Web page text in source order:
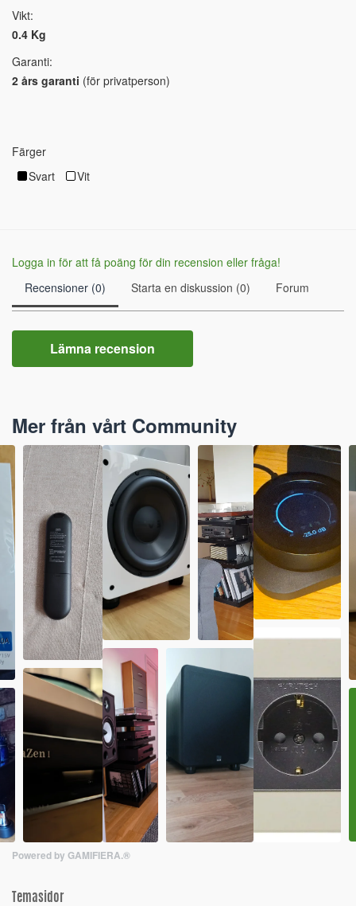
Vikt:
0.4 Kg
Garanti:
2 års garanti (för privatperson)
Färger
Svart
Vit
Logga in för att få poäng för din recension eller fråga!
Recensioner (0)
Starta en diskussion (0) Forum
Lämna recension
Mer från vårt Community
Powered by GAMIFIERA.®
Temasidor